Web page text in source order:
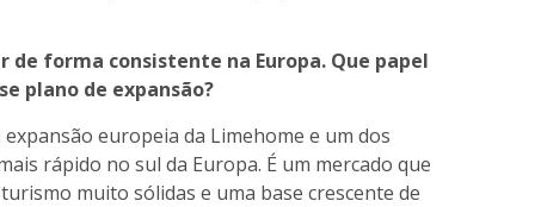
de forma consistente na Europa. Que papel
plano de expansão?
europeia da Limehome e um dos
rápido no sul da Europa. É um mercado que
muito sólidas e uma base crescente de